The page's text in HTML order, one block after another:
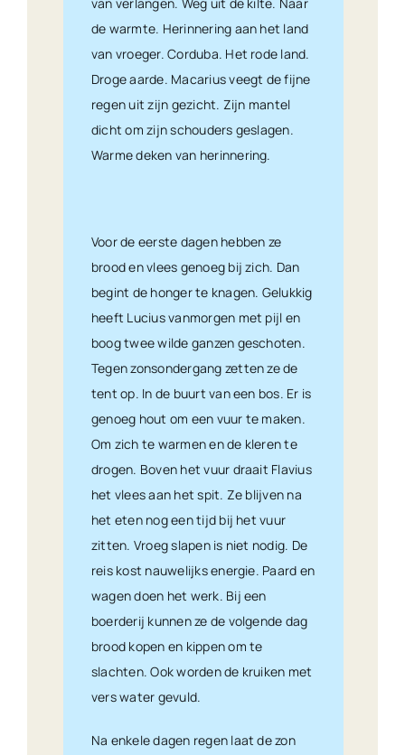
de warmte. Herinnering aan het land
van vroeger. Corduba. Het rode land.
Droge aarde. Macarius veegt de fijne
regen uit zijn gezicht. Zijn mantel
dicht om zijn schouders geslagen.
Warme deken van herinnering.
Voor de eerste dagen hebben ze
brood en vlees genoeg bij zich. Dan
begint de honger te knagen. Gelukkig
heeft Lucius vanmorgen met pijl en
boog twee wilde ganzen geschoten.
Tegen zonsondergang zetten ze de
tent op. In de buurt van een bos. Er is
genoeg hout om een vuur te maken.
Om zich te warmen en de kleren te
drogen. Boven het vuur draait Flavius
het vlees aan het spit. Ze blijven na
het eten nog een tijd bij het vuur
zitten. Vroeg slapen is niet nodig. De
reis kost nauwelijks energie. Paard en
wagen doen het werk. Bij een
boerderij kunnen ze de volgende dag
brood kopen en kippen om te
slachten. Ook worden de kruiken met
vers water gevuld.
Na enkele dagen regen laat de zon